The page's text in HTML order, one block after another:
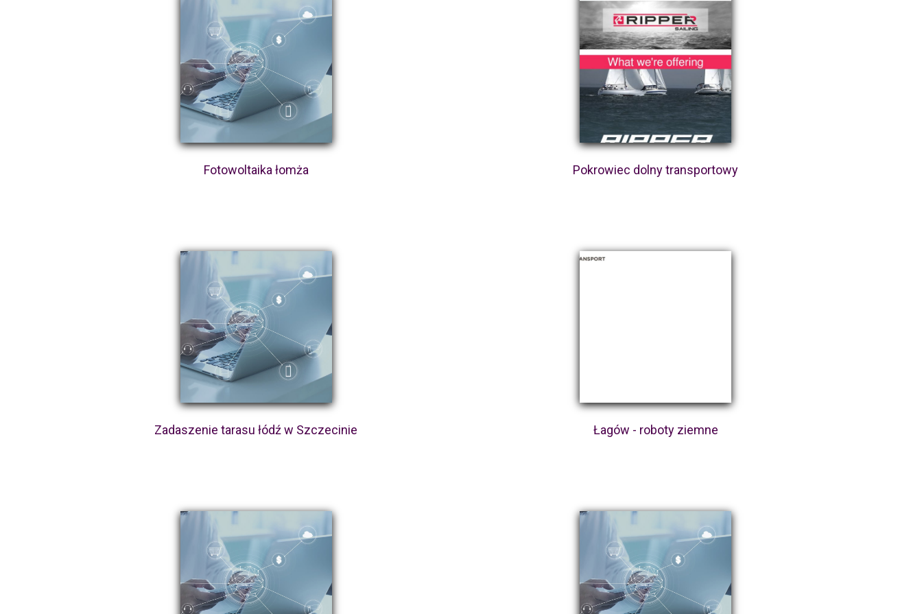
Fotowoltaika łomża Pokrowiec dolny transportowy
Zadaszenie tarasu łódź w Szczecinie Łagów - roboty ziemne